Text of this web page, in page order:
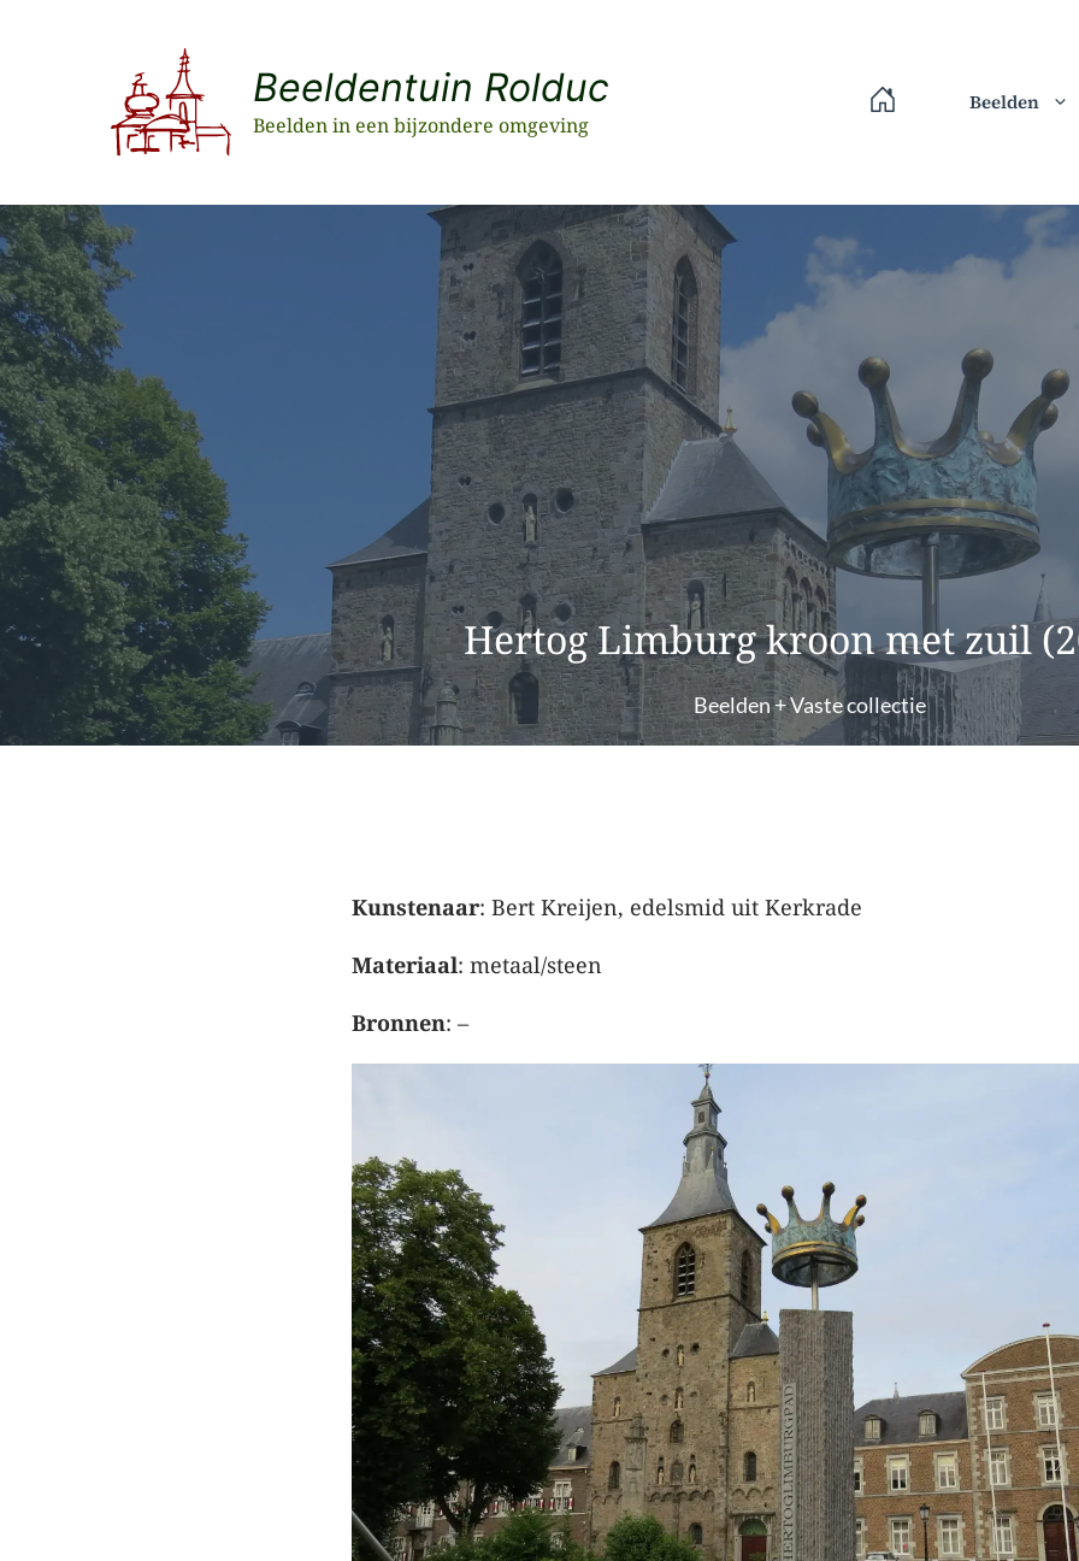
Beeldentuin Rolduc
Beelden in een bijzondere omgeving
Beelden
Hertog Limburg kroon met zuil
Beelden+Vaste collectie
Kunstenaar: Bert Kreijen, edelsmid uit Kerkrade
Materiaal: metaal/steen
Bronnen: –